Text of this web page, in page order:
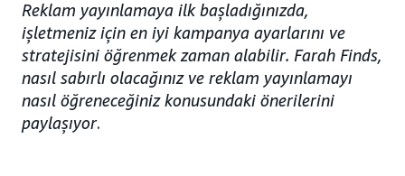
Reklam yayınlamaya ilk başladığınızda,
işletmeniz için en iyi kampanya ayarlarını ve
stratejisini öğrenmek zaman alabilir. Farah Finds,
nasıl sabırlı olacağınız ve reklam yayınlamayı
nasıl öğreneceğiniz konusundaki önerilerini
paylaşıyor.